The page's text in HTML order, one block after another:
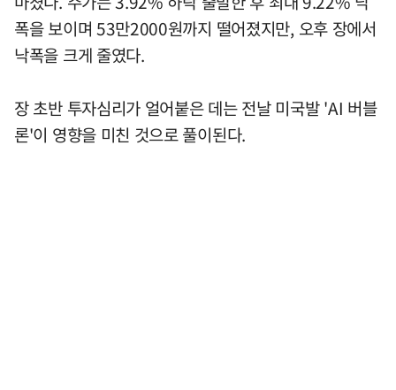
폭을 보이며 53만2000원까지 떨어졌지만, 오후 장에서
낙폭을 크게 줄였다.
장 초반 투자심리가 얼어붙은 데는 전날 미국발 'AI 버블
론'이 영향을 미친 것으로 풀이된다.